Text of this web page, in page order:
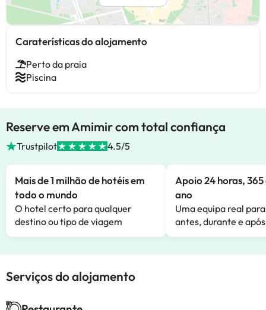
Caraterísticas do alojamento
Perto da praia
Piscina
Reserve em Amimir com total confiança
Trustpilot 4.5/5
Mais de 1 milhão de hotéis em
todo o mundo
O hotel certo para qualquer
destino ou tipo de viagem
Apoio 24 horas,
ano
Uma equipa real
antes, durante e
Serviços do alojamento